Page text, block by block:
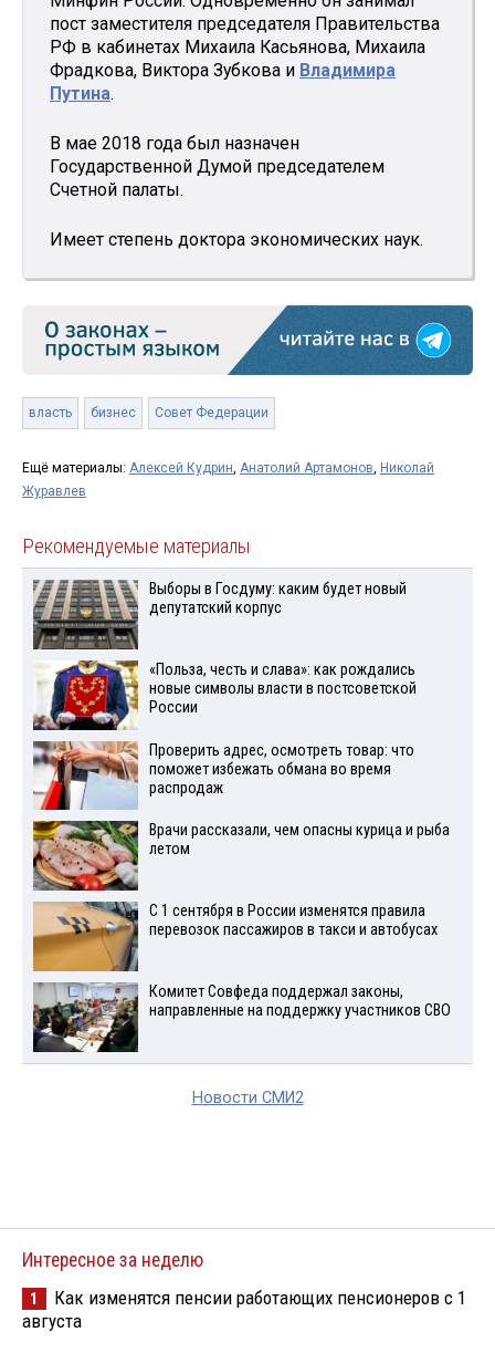
пост заместителя председателя Правительства
РФ в кабинетах Михаила Касьянова, Михаила
Фрадкова, Виктора Зубкова и Владимира
Путина.
В мае 2018 года был назначен
Государственной Думой председателем
Счетной палаты.
Имеет степень доктора экономических наук.
власть бизнес Совет Федерации
Ещё материалы: Алексей Кудрин, Анатолий Артамонов, Николай
Журавлев
Рекомендуемые материалы
Выборы в Госдуму: каким будет новый
депутатский корпус
«Польза, честь и слава»: как рождались
новые символы власти в постсоветской
России
Проверить адрес, осмотреть товар: что
поможет избежать обмана во время
распродаж
Врачи рассказали, чем опасны курица и рыба
летом
С 1 сентября в России изменятся правила
перевозок пассажиров в такси и автобусах
Комитет Совфеда поддержал законы,
направленные на поддержку участников СВО
Новости СМИ2
Интересное за неделю
1
Как изменятся пенсии работающих пенсионеров с 1
августа